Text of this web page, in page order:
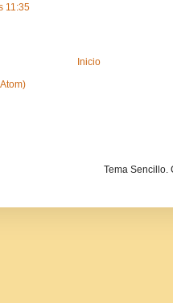
11:35
Inicio
Tema Sencillo.